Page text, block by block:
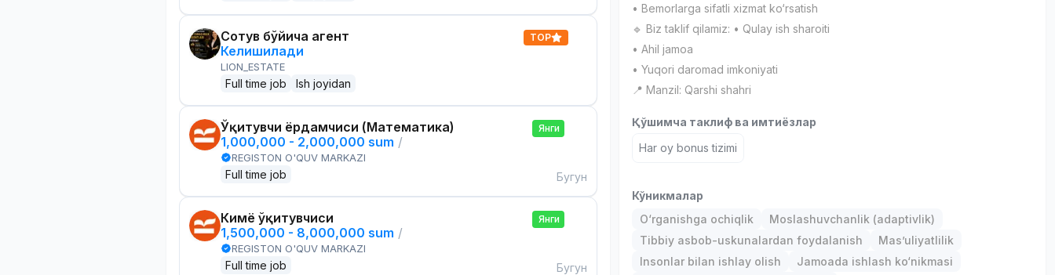
Сотув бўйича агент
Келишилади
LION_ESTATE
Full time job Ish joyidan
TOP
Ўқитувчи ёрдамчиси (Математика)
1,000,000 - 2,000,000 sum /
REGISTON O'QUV MARKAZI
Full time job
Янги
Бугун
Кимё ўқитувчиси
1,500,000 - 8,000,000 sum /
REGISTON O'QUV MARKAZI
Full time job
Янги
Бугун
• Bemorlarga sifatli xizmat ko‘rsatish
🔹 Biz taklif qilamiz: • Qulay ish sharoiti
• Ahil jamoa
• Yuqori daromad imkoniyati
📍 Manzil: Qarshi shahri
Қўшимча таклиф ва имтиёзлар
Har oy bonus tizimi
Кўникмалар
O‘rganishga ochiqlik
Moslashuvchanlik (adaptivlik)
Tibbiy asbob-uskunalardan foydalanish
Mas’uliyatlilik
Insonlar bilan ishlay olish
Jamoada ishlash ko‘nikmasi